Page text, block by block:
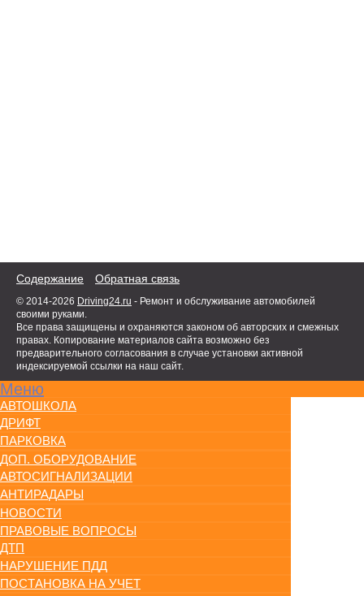
Содержание Обратная связь
© 2014-2026 Driving24.ru - Ремонт и обслуживание автомобилей
своими руками.
Все права защищены и охраняются законом об авторских и смежных
правах. Копирование материалов сайта возможно без
предварительного согласования в случае установки активной
индексируемой ссылки на наш сайт.
Меню
АВТОШКОЛА
ДРИФТ
ПАРКОВКА
ДОП. ОБОРУДОВАНИЕ
АВТОСИГНАЛИЗАЦИИ
АНТИРАДАРЫ
НОВОСТИ
ПРАВОВЫЕ ВОПРОСЫ
ДТП
НАРУШЕНИЕ ПДД
ПОСТАНОВКА НА УЧЕТ